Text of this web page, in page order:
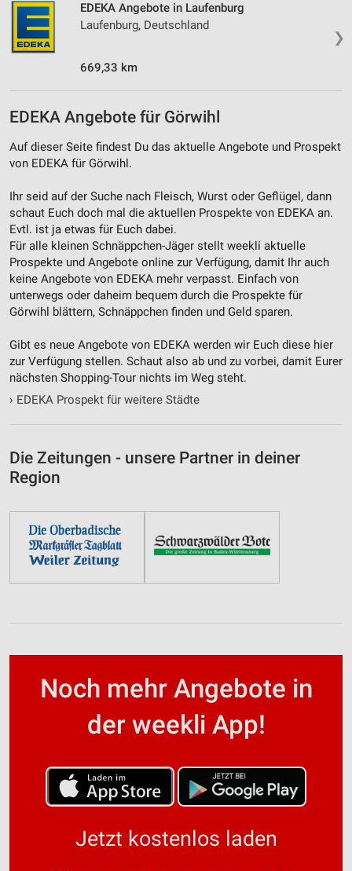
❯
EDEKA Angebote in Laufenburg
Laufenburg, Deutschland
669,33 km
EDEKA Angebote für Görwihl
Auf dieser Seite findest Du das aktuelle Angebote und Prospekt
von EDEKA für Görwihl.
Ihr seid auf der Suche nach Fleisch, Wurst oder Geflügel, dann
schaut Euch doch mal die aktuellen Prospekte von EDEKA an.
Evtl. ist ja etwas für Euch dabei.
Für alle kleinen Schnäppchen-Jäger stellt weekli aktuelle
Prospekte und Angebote online zur Verfügung, damit Ihr auch
keine Angebote von EDEKA mehr verpasst. Einfach von
unterwegs oder daheim bequem durch die Prospekte für
Görwihl blättern, Schnäppchen finden und Geld sparen.
Gibt es neue Angebote von EDEKA werden wir Euch diese hier
zur Verfügung stellen. Schaut also ab und zu vorbei, damit Eurer
nächsten Shopping-Tour nichts im Weg steht.
› EDEKA Prospekt für weitere Städte
Die Zeitungen - unsere Partner in deiner
Region
Noch mehr Angebote in
der weekli App!
Jetzt kostenlos laden
Entwicklung und Verbesserung der Angebote
Verwendung reduzierter Daten zur Auswahl von
Verwendung genauer Standortdaten
Geräte anhand von aktiv angeforderten
Informationen identifizieren
Notwendig
Performance
Funktional
Werbung